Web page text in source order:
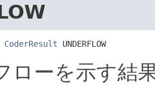
CoderResult UNDERFLOW
ローを示す結